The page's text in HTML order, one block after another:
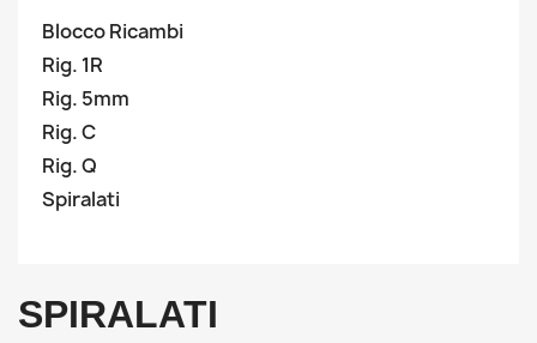
Blocco Ricambi
Rig. 1R
Rig. 5mm
Rig. C
Rig. Q
Spiralati
SPIRALATI